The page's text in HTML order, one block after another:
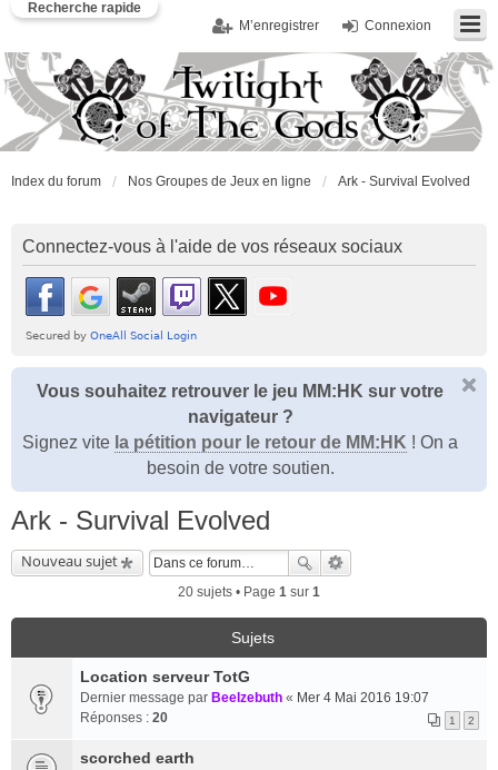
Connexion
M’enregistrer
Recherche rapide
Index du forum Nos Groupes de Jeux en ligne Ark - Survival Evolved
Connectez-vous à l'aide de vos réseaux sociaux
Vous souhaitez retrouver le jeu MM:HK sur votre
navigateur ?
Signez vite la pétition pour le retour de MM:HK ! On a
besoin de votre soutien.
Ark - Survival Evolved
Nouveau sujet
20 sujets • Page 1 sur 1
Sujets
Location serveur TotG
Dernier message par Beelzebuth « Mer 4 Mai 2016 19:07
Réponses : 20 1 2
scorched earth